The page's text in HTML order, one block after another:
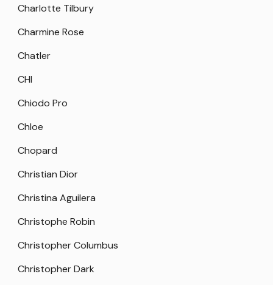
Charlotte Tilbury
Charmine Rose
Chatler
CHI
Chiodo Pro
Chloe
Chopard
Christian Dior
Christina Aguilera
Christophe Robin
Christopher Columbus
Christopher Dark